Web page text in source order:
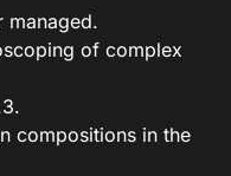
managed.
of complex
compositions in the